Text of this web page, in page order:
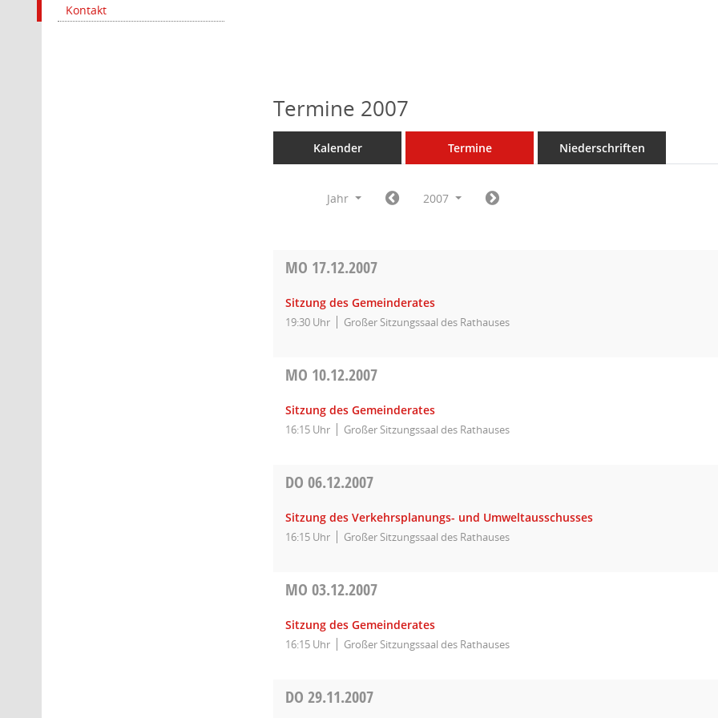
Kontakt
Termine 2007
Kalender Termine Niederschriften
Jahr 2007
MO 17.12.2007
Sitzung des Gemeinderates
19:30 Uhr Großer Sitzungssaal des Rathauses
MO 10.12.2007
Sitzung des Gemeinderates
16:15 Uhr Großer Sitzungssaal des Rathauses
DO06.12.2007
Sitzung des Verkehrsplanungs- und Umweltausschusses
16:15 Uhr Großer Sitzungssaal des Rathauses
MO03.12.2007
Sitzung des Gemeinderates
16:15 Uhr Großer Sitzungssaal des Rathauses
DO29.11.2007